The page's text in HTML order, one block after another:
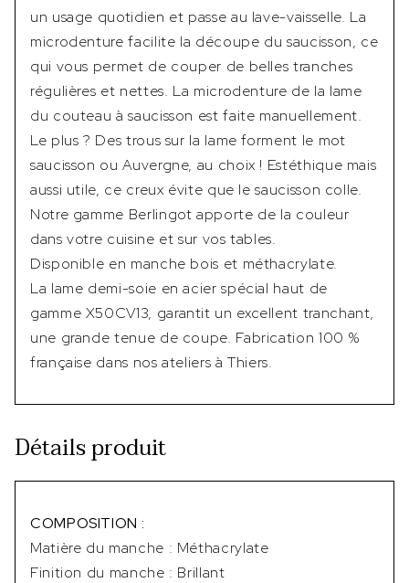
un usage quotidien et passe au lave-vaisselle. La
microdenture facilite la découpe du saucisson, ce
qui vous permet de couper de belles tranches
régulières et nettes. La microdenture de la lame
du couteau à saucisson est faite manuellement.
Le plus ? Des trous sur la lame forment le mot
saucisson ou Auvergne, au choix ! Estéthique mais
aussi utile, ce creux évite que le saucisson colle.
Notre gamme Berlingot apporte de la couleur
dans votre cuisine et sur vos tables.
Disponible en manche bois et méthacrylate.
La lame demi-soie en acier spécial haut de
gamme X50CV13, garantit un excellent tranchant,
une grande tenue de coupe. Fabrication 100 %
française dans nos ateliers à Thiers.
Détails produit
COMPOSITION :
Matière du manche : Méthacrylate
Finition du manche : Brillant